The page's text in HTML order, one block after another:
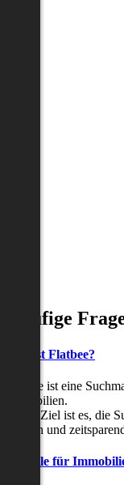
Häufige
Was ist Flatbee?
Flatbee ist eine
Immobilien.
Unser Ziel ist es, die
einfach und
Vorteile für